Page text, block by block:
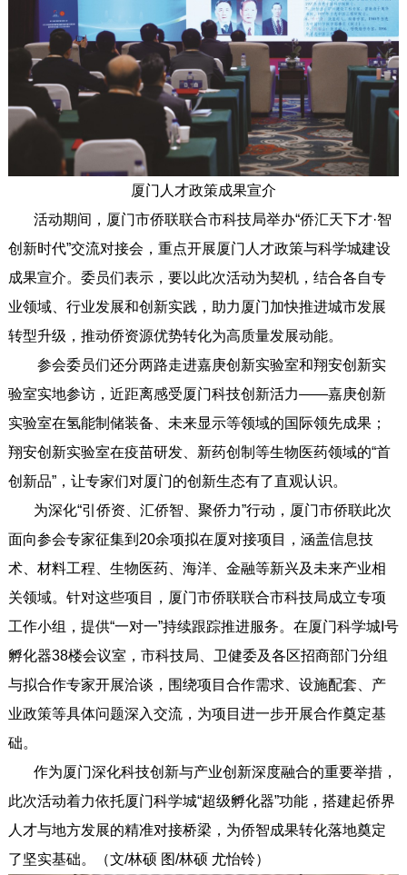
厦门人才政策成果宣介
活动期间，厦门市侨联联合市科技局举办“侨汇天下才·智
创新时代”交流对接会，重点开展厦门人才政策与科学城建设
成果宣介。委员们表示，要以此次活动为契机，结合各自专
业领域、行业发展和创新实践，助力厦门加快推进城市发展
转型升级，推动侨资源优势转化为高质量发展动能。
参会委员们还分两路走进嘉庚创新实验室和翔安创新实
验室实地参访，近距离感受厦门科技创新活力——嘉庚创新
实验室在氢能制储装备、未来显示等领域的国际领先成果；
翔安创新实验室在疫苗研发、新药创制等生物医药领域的“首
创新品”，让专家们对厦门的创新生态有了直观认识。
为深化“引侨资、汇侨智、聚侨力”行动，厦门市侨联此次
面向参会专家征集到20余项拟在厦对接项目，涵盖信息技
术、材料工程、生物医药、海洋、金融等新兴及未来产业相
关领域。针对这些项目，厦门市侨联联合市科技局成立专项
工作小组，提供“一对一”持续跟踪推进服务。在厦门科学城I号
孵化器38楼会议室，市科技局、卫健委及各区招商部门分组
与拟合作专家开展洽谈，围绕项目合作需求、设施配套、产
业政策等具体问题深入交流，为项目进一步开展合作奠定基
础。
作为厦门深化科技创新与产业创新深度融合的重要举措，
此次活动着力依托厦门科学城“超级孵化器”功能，搭建起侨界
人才与地方发展的精准对接桥梁，为侨智成果转化落地奠定
了坚实基础。（文/林硕 图/林硕 尤怡铃）